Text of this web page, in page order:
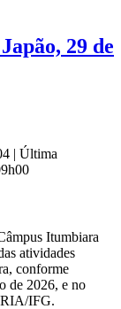
29 de
| Última
Itumbiara
atividades
conforme
de 2026, e no
IFG.